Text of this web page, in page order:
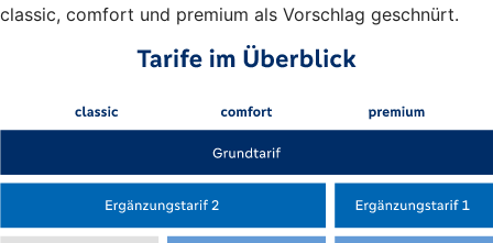
classic, comfort und premium als Vorschlag geschnürt.